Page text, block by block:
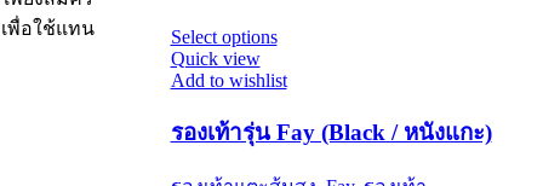
พื่อใช้แทน
Select optionsThis
has
variants.
The
Quick view
Add to wishlist
รองเท้ารุ่น Fay (Black / หนังแกะ)